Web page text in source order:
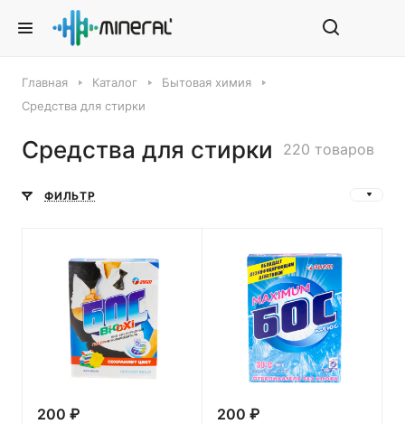
Главная Каталог
Бытовая химия
Средства для стирки
Средства для стирки 220 товаров
ФИЛЬТР
200 ₽ 200 ₽